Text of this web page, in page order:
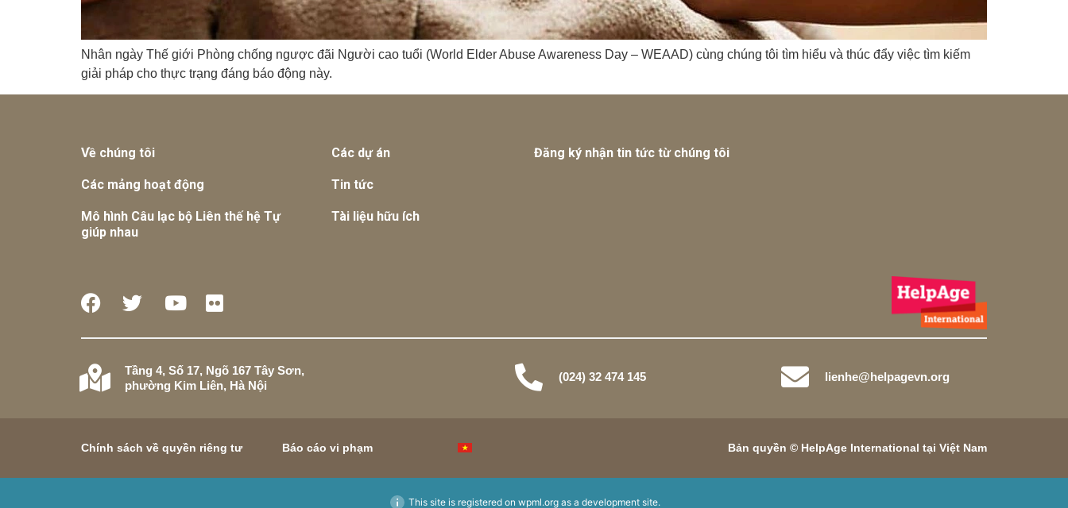
Nhân ngày Thế giới Phòng chống ngược đãi Người cao tuổi (World Elder Abuse Awareness Day – WEAAD) cùng chúng tôi tìm hiểu và thúc đẩy việc tìm kiếm
giải pháp cho thực trạng đáng báo động này.
Về chúng tôi
Các mảng hoạt động
Mô hình Câu lạc bộ Liên thế hệ Tự
giúp nhau
Các dự án
Tin tức
Tài liệu hữu ích
Đăng ký nhận tin tức từ chúng tôi
Tầng 4, Số 17, Ngõ 167 Tây Sơn,
phường Kim Liên, Hà Nội
(024) 32 474 145 lienhe@helpagevn.org
Chính sách về quyền riêng tư Báo cáo vi phạm Bản quyền © HelpAge International tại Việt Nam
This site is registered on wpml.orgas a development site.